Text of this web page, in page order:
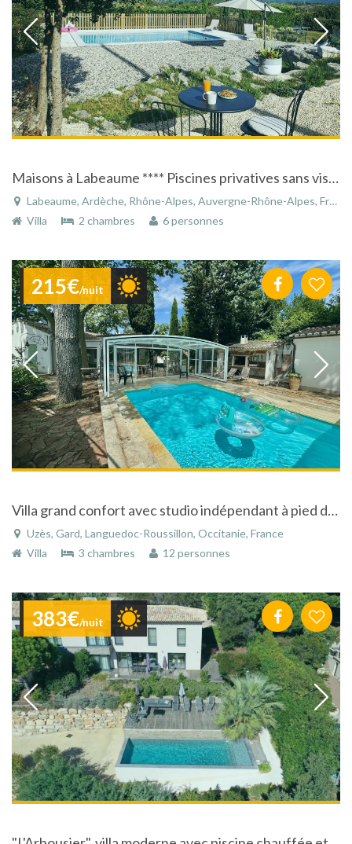
Maisons à Labeaume **** Piscines privatives sans vis à vis , pleine nature, vue panoramique, espace, silence, repos, clim
Labeaume, Ardèche, Rhône-Alpes, Auvergne-Rhône-Alpes, France
Villa
2 chambres 6 personnes
215€/nuit
Villa grand confort avec studio indépendant à pied du centre historique d'Uzes
Uzès, Gard, Languedoc-Roussillon, Occitanie, France
Villa
3 chambres 12 personnes
383€/nuit